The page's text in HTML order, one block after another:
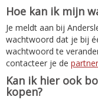
Hoe kan ik mijn
Je meldt aan bij
wachtwoord dat je bij
wachtwoord te
contacteer je de
Kan ik hier ook
kopen?